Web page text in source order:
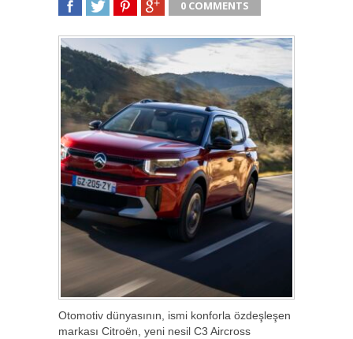
0 COMMENTS
Otomotiv dünyasının, ismi konforla özdeşleşen
markası Citroën, yeni nesil C3 Aircross